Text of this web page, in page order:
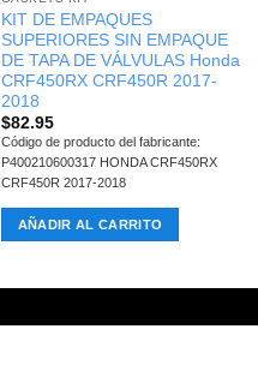
KIT DE EMPAQUES
SUPERIORES SIN EMPAQUE
DE TAPA DE VÁLVULAS Honda
CRF450RX CRF450R 2017-
2018
$82.95
Código de producto del fabricante:
P400210600317 HONDA CRF450RX
CRF450R 2017-2018
AÑADIR AL CARRITO